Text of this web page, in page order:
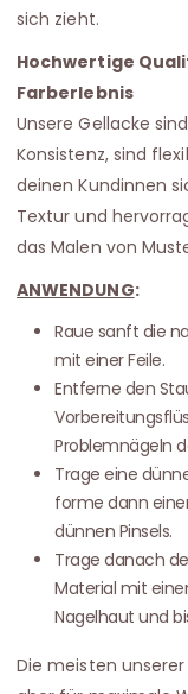
sich zieht.
Hochwertige
Farberlebnis
Unsere Gellacke
Konsistenz, sind
deinen Kundinnen
Textur und
das Malen von
ANWENDUNG:
Raue sanft die
mit einer Feile.
Entferne den
Problemnägeln
Trage eine
forme dann
dünnen Pinsels.
Trage danach
Material mit
Nagelhaut und
Die meisten